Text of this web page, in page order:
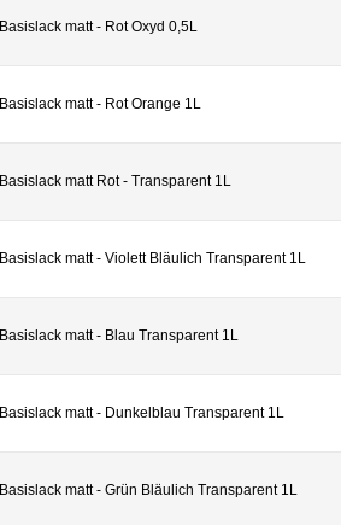
Basislack matt - Rot Oxyd 0,5L
Basislack matt - Rot Orange 1L
Basislack matt Rot - Transparent 1L
Basislack matt - Violett Bläulich Transparent 1L
Basislack matt - Blau Transparent 1L
Basislack matt - Dunkelblau Transparent 1L
Basislack matt - Grün Bläulich Transparent 1L